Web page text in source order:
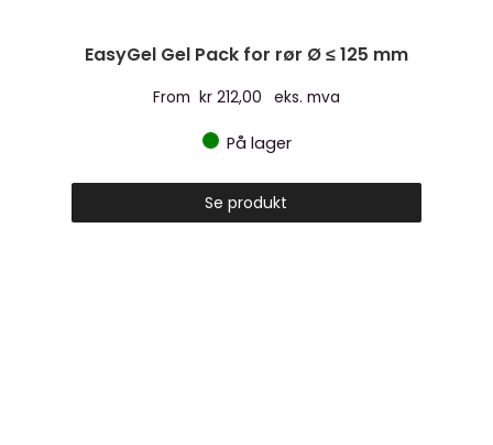
EasyGel Gel Pack for rør Ø ≤ 125 mm
From kr 212,00 eks. mva
På lager
Se produkt